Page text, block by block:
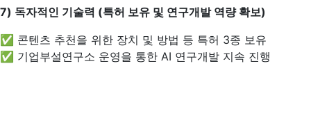
7) 독자적인 기술력 (특허 보유 및 연구개발 역량 확보)
✅ 콘텐츠 추천을 위한 장치 및 방법 등 특허 3종 보유
✅ 기업부설연구소 운영을 통한 AI 연구개발 지속 진행